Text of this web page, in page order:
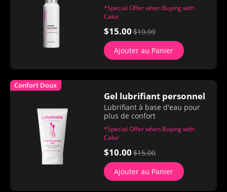
*Special Offer when Buying with
Calor
$15.00$19.99
Ajouter au Panier
Confort Doux
Gel lubrifiant personnel
Lubrifiant à base d'eau pour
plus de confort
*Special Offer when Buying with
Calor
$10.00$15.00
Ajouter au Panier